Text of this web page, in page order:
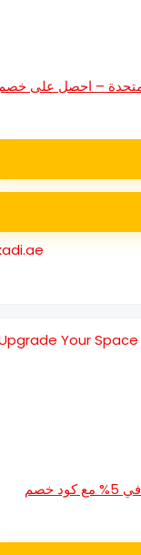
– احصل على خصم
kadi.ae
جدّد مساحتك – خصم ثابت 20% + خصم إضافي 5% مع كود خصم